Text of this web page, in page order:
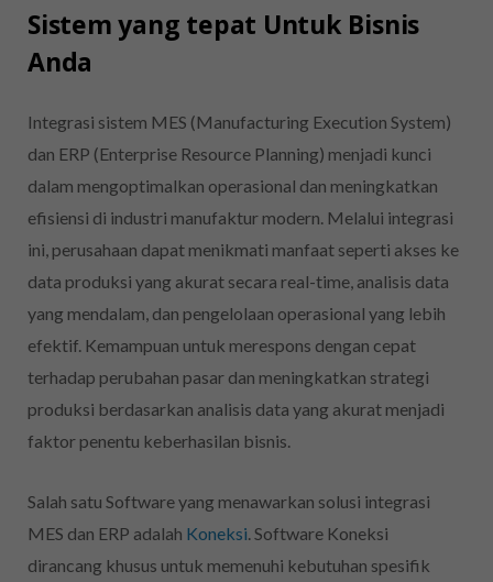
Sistem yang tepat Untuk Bisnis
Anda
Integrasi sistem MES (Manufacturing Execution System)
dan ERP (Enterprise Resource Planning) menjadi kunci
dalam mengoptimalkan operasional dan meningkatkan
efisiensi di industri manufaktur modern. Melalui integrasi
ini, perusahaan dapat menikmati manfaat seperti akses ke
data produksi yang akurat secara real-time, analisis data
yang mendalam, dan pengelolaan operasional yang lebih
efektif. Kemampuan untuk merespons dengan cepat
terhadap perubahan pasar dan meningkatkan strategi
produksi berdasarkan analisis data yang akurat menjadi
faktor penentu keberhasilan bisnis.
Salah satu Software yang menawarkan solusi integrasi
MES dan ERP adalah Koneksi. Software Koneksi
dirancang khusus untuk memenuhi kebutuhan spesifik